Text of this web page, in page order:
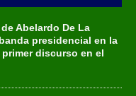
Abelardo De La
presidencial en la
primer discurso en el